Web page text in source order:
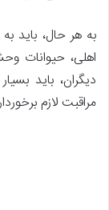
به هر حال، باید
اهلی، حیوانات
دیگران، باید
مراقبت لازم